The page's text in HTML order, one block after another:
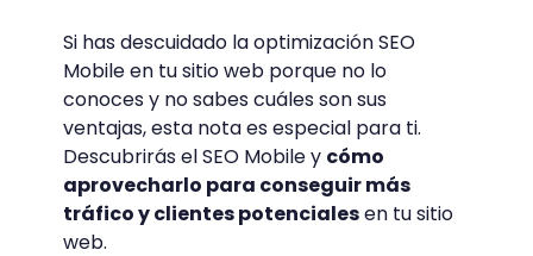
Si has descuidado la optimización SEO
Mobile en tu sitio web porque no lo
conoces y no sabes cuáles son sus
ventajas, esta nota es especial para ti.
Descubrirás el SEO Mobile y cómo
aprovecharlo para conseguir más
tráfico y clientes potencialesen tu sitio
web.